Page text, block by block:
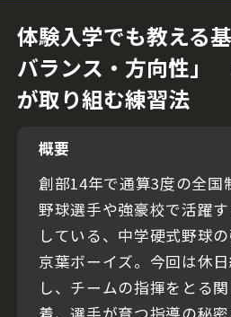
体験入学でも教える
バランス・方向性」
が取り組む練習法
概要
創部14年で通算3度の全国
野球選手や強豪校で活躍
している、中学硬式野球
京葉ボーイズ。今回は休
し、チームの指揮をとる